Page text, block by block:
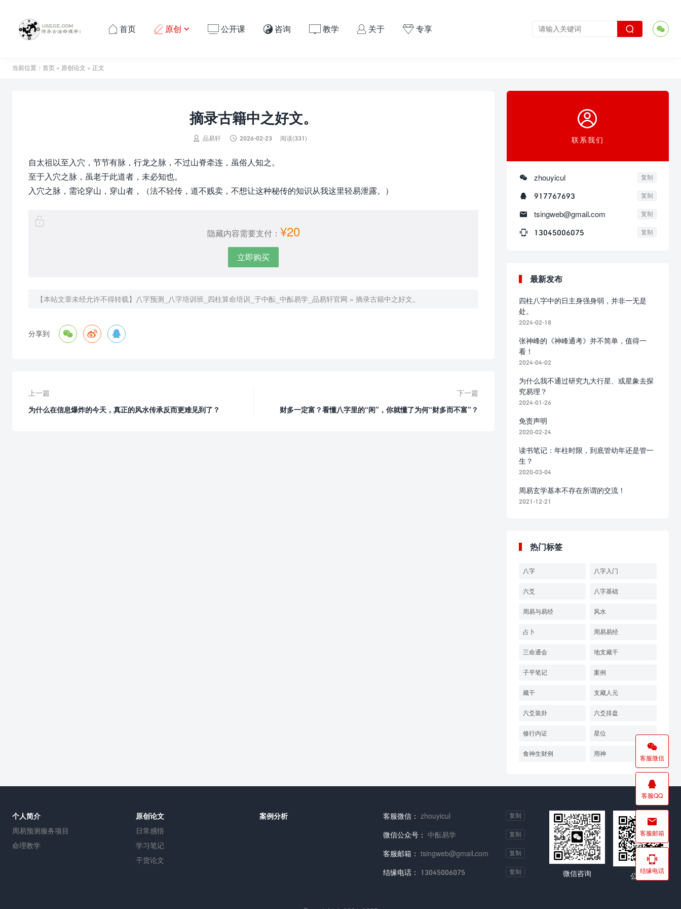

 首页  原创  公开课  咨询 教学  关于  专享 
当前位置： 首页 » 原创论文 » 正文
摘录古籍中之好文。
 品易轩  2026-02-23 阅读(331)
自太祖以至入穴，节节有脉，行龙之脉，不过山脊牵连，虽俗人知之。
至于入穴之脉，虽老于此道者，未必知也。
入穴之脉，需论穿山，穿山者，（法不轻传，道不贱卖，不想让这种秘传的知识从我这里轻易泄露。）
隐藏内容需要支付： ¥20
立即购买
【本站文章未经允许不得转载】 八字预测_八字培训班_四柱算命培训_于中酝_中酝易学_品易轩官网 » 摘录古籍中之好文。
分享到   
上一篇
为什么在信息爆炸的今天，真正的风水传承反而更难见到了？
下一篇
财多一定富？看懂八字里的“闲”，你就懂了为何“财多而不富”？

联系我们
 zhouyicul 复制
 917767693 复制
 tsingweb@gmail.com 复制
 13045006075 复制
最新发布
四柱八字中的日主身强身弱，并非一无是
处。
2024-02-18
张神峰的《神峰通考》并不简单，值得一
看！
2024-04-02
为什么我不通过研究九大行星、或星象去探
究易理？
2024-01-26
免责声明
2020-02-24
读书笔记：年柱时限，到底管幼年还是管一
生？
2020-03-04
周易玄学基本不存在所谓的交流！
2021-12-21
热门标签
八字 八字入门
六爻 八字基础
周易与易经 风水
占卜 周易易经
三命通会 地支藏干
子平笔记 案例
藏干 支藏人元
六爻装卦 六爻排盘
修行内证 星位
食神生财例 用神

客服微信

客服QQ

客服邮箱

结缘电话
个人简介
周易预测服务项目
命理教学
原创论文
日常感悟
学习笔记
干货论文
案例分析 客服微信： zhouyicul 复制
微信公众号： 中酝易学 复制
客服邮箱： tsingweb@gmail.com 复制
结缘电话： 13045006075 复制 微信咨询 公众号